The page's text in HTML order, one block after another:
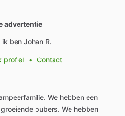
advertentie
ik ben Johan R.
profiel • Contact
We hebben een
pubers. We hebben